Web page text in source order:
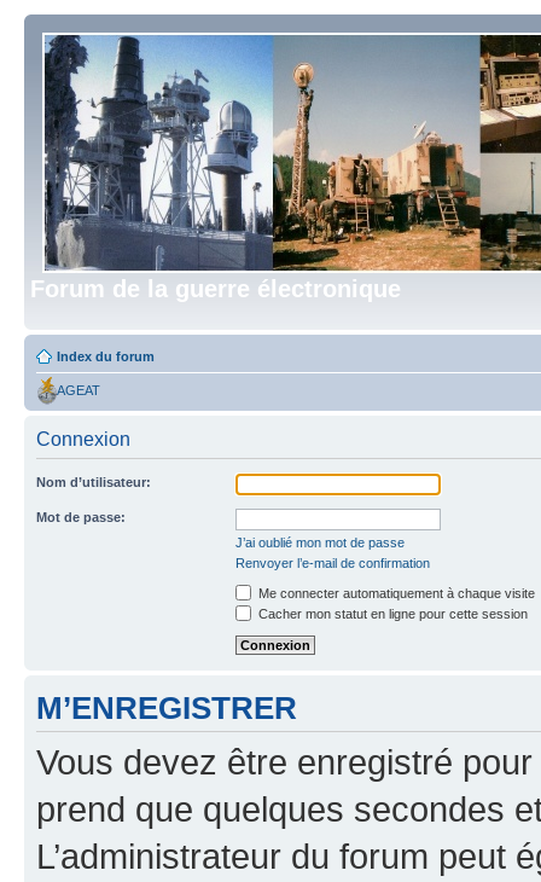
Forum de la guerre électronique
Index du forum
AGEAT
Connexion
Nom d’utilisateur:
Mot de passe:
J’ai oublié mon mot de passe
Renvoyer l’e-mail de confirmation
Me connecter automatiquement à chaque visite
Cacher mon statut en ligne pour cette session
M’ENREGISTRER
Vous devez être enregistré
prend que quelques secondes
L’administrateur du forum peut